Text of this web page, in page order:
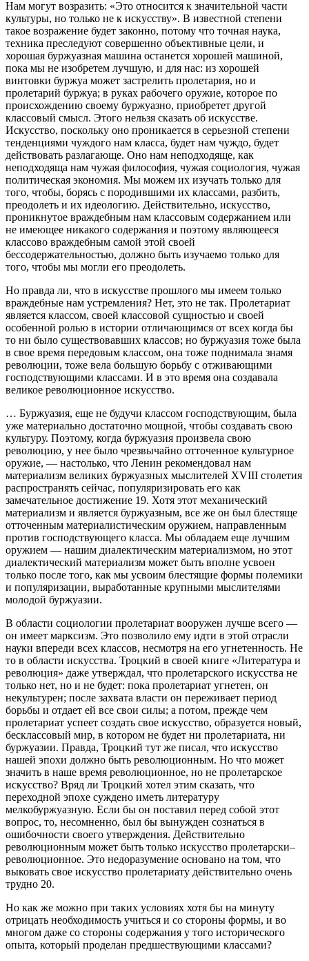
Нам могут возразить: «Это относится к значительной части
культуры, но только не к искусству». В известной степени
такое возражение будет законно, потому что точная наука,
техника преследуют совершенно объективные цели, и
хорошая буржуазная машина останется хорошей машиной,
пока мы не изобретем лучшую, и для нас: из хорошей
винтовки буржуа может застрелить пролетария, но и
пролетарий буржуа; в руках рабочего оружие, которое по
происхождению своему буржуазно, приобретет другой
классовый смысл. Этого нельзя сказать об искусстве.
Искусство, поскольку оно проникается в серьезной степени
тенденциями чуждого нам класса, будет нам чуждо, будет
действовать разлагающе. Оно нам неподходяще, как
неподходяща нам чужая философия, чужая социология, чужая
политическая экономия. Мы можем их изучать только для
того, чтобы, борясь с породившими их классами, разбить,
преодолеть и их идеологию. Действительно, искусство,
проникнутое враждебным нам классовым содержанием или
не имеющее никакого содержания и поэтому являющееся
классово враждебным самой этой своей
бессодержательностью, должно быть изучаемо только для
того, чтобы мы могли его преодолеть.
Но правда ли, что в искусстве прошлого мы имеем только
враждебные нам устремления? Нет, это не так. Пролетариат
является классом, своей классовой сущностью и своей
особенной ролью в истории отличающимся от всех когда бы
то ни было существовавших классов; но буржуазия тоже была
в свое время передовым классом, она тоже поднимала знамя
революции, тоже вела большую борьбу с отживающими
господствующими классами. И в это время она создавала
великое революционное искусство.
… Буржуазия, еще не будучи классом господствующим, была
уже материально достаточно мощной, чтобы создавать свою
культуру. Поэтому, когда буржуазия произвела свою
революцию, у нее было чрезвычайно отточенное культурное
оружие, — настолько, что Ленин рекомендовал нам
материализм великих буржуазных мыслителей XVIII столетия
распространять сейчас, популяризировать его как
замечательное достижение 19. Хотя этот механический
материализм и является буржуазным, все же он был блестяще
отточенным материалистическим оружием, направленным
против господствующего класса. Мы обладаем еще лучшим
оружием — нашим диалектическим материализмом, но этот
диалектический материализм может быть вполне усвоен
только после того, как мы усвоим блестящие формы полемики
и популяризации, выработанные крупными мыслителями
молодой буржуазии.
В области социологии пролетариат вооружен лучше всего —
он имеет марксизм. Это позволило ему идти в этой отрасли
науки впереди всех классов, несмотря на его угнетенность. Не
то в области искусства. Троцкий в своей книге «Литература и
революция» даже утверждал, что пролетарского искусства не
только нет, но и не будет: пока пролетариат угнетен, он
некультурен; после захвата власти он переживает период
борьбы и отдает ей все свои силы; а потом, прежде чем
пролетариат успеет создать свое искусство, образуется новый,
бесклассовый мир, в котором не будет ни пролетариата, ни
буржуазии. Правда, Троцкий тут же писал, что искусство
нашей эпохи должно быть революционным. Но что может
значить в наше время революционное, но не пролетарское
искусство? Вряд ли Троцкий хотел этим сказать, что
переходной эпохе суждено иметь литературу
мелкобуржуазную. Если бы он поставил перед собой этот
вопрос, то, несомненно, был бы вынужден сознаться в
ошибочности своего утверждения. Действительно
революционным может быть только искусство пролетарски–
революционное. Это недоразумение основано на том, что
выковать свое искусство пролетариату действительно очень
трудно 20.
Но как же можно при таких условиях хотя бы на минуту
отрицать необходимость учиться и со стороны формы, и во
многом даже со стороны содержания у того исторического
опыта, который проделан предшествующими классами?